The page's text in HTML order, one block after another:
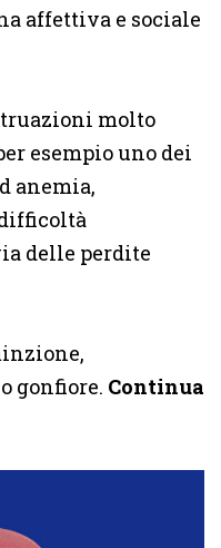
affettiva e sociale
molto
esempio uno dei
anemia,
delle perdite
gonfiore. Continua